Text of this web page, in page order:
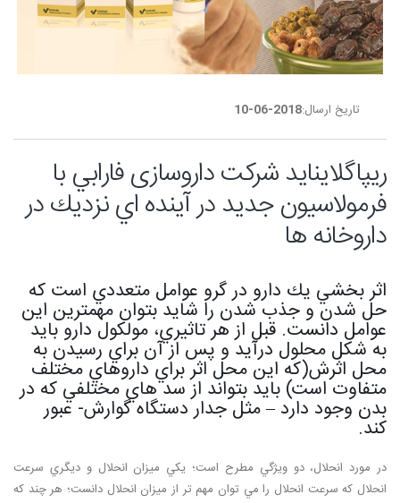
تاریخ ارسال:2018-06-10
ريپاگلاينايد شركت داروسازی فارابي با
فرمولاسيون جديد در آينده اي نزديك در
داروخانه ها
اثر بخشي يك دارو در گرو عوامل متعددي است كه
حل شدن و جذب شدن را شايد بتوان مهمترين اين
عوامل دانست. قبل از هر تاثيري، مولكول دارو بايد
به شكل محلول درآيد و پس از آن براي رسيدن به
محل اثرش(كه اين محل اثر براي داروهاي مختلف
متفاوت است) بايد بتواند از سد هاي مختلفي كه در
بدن وجود دارد – مثل جدار دستگاه گوارش- عبور
كند.
در مورد انحلال، دو ويژگي مطرح است؛ يكي ميزان انحلال و ديگري سرعت
انحلال كه سرعت انحلال را مي توان مهم تر از ميزان انحلال دانست؛ هر چند كه